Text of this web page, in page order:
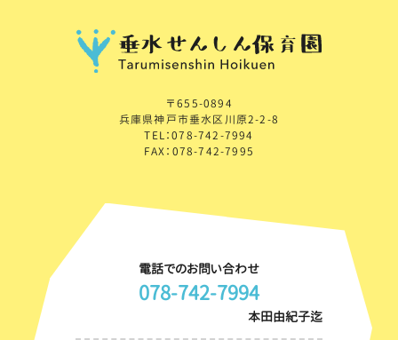
〒655-0894
兵庫県神戸市垂水区川原2-2-8
TEL：078-742-7994
FAX：078-742-7995
電話でのお問い合わせ
078-742-7994
本田由紀子迄